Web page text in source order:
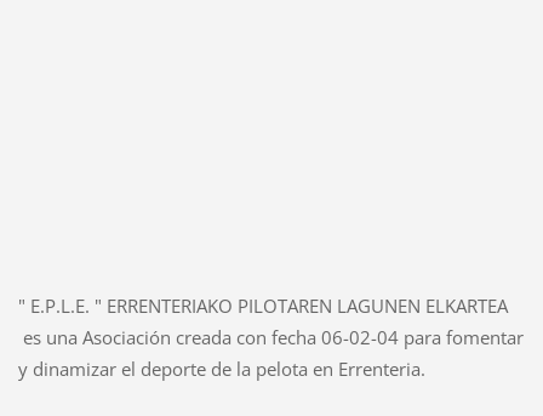
" E.P.L.E. " ERRENTERIAKO PILOTAREN LAGUNEN ELKARTEA
es una Asociación creada con fecha 06-02-04 para fomentar
y dinamizar el deporte de la pelota en Errenteria.